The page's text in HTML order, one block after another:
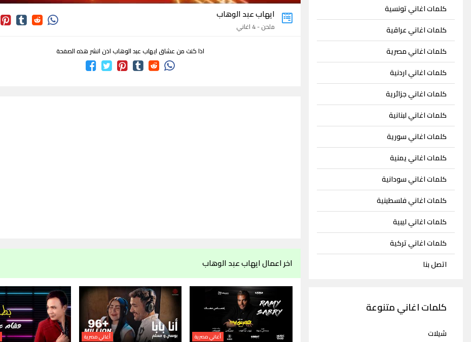
كلمات اغاني تونسية
كلمات اغاني عراقية
كلمات اغاني مصرية
كلمات اغاني اردنية
كلمات اغاني جزائرية
كلمات اغاني لبنانية
كلمات اغاني سورية
كلمات اغاني يمنية
كلمات اغاني سودانية
كلمات اغاني فلسطينية
كلمات اغاني ليبية
كلمات اغاني تركية
اتصل بنا
كلمات اغاني متنوعة
شيلات
ايهاب عبد الوهاب
ملحن - 4 اغاني
اذا كنت من عشاق ايهاب عبد الوهاب اذن انشر هذه الصفحة
اخر اعمال ايهاب عبد الوهاب
أغاني مصرية أغاني مصرية